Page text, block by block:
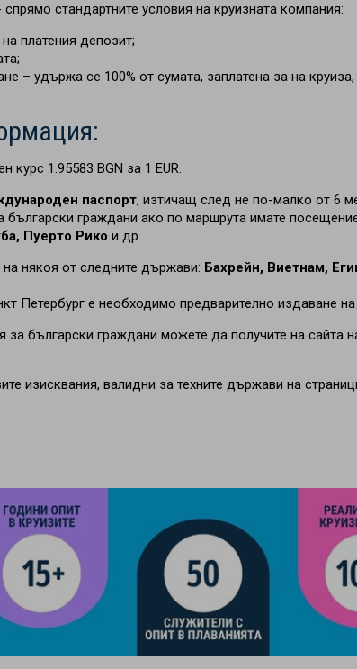
стандартните условия на круизната компания:
платения депозит;
– удържа се 100% от сумата, заплатена за на
курс 1.95583 BGN за 1 EUR.
паспорт, изтичащ след не по-малко от 6
граждани ако по маршрута имате
Пуерто Рико и др.
някоя от следните държави: Бахрейн, Виетнам,
Петербург е необходимо предварително издаване на
български граждани можете да получите на сайта
изисквания, валидни за техните държави на